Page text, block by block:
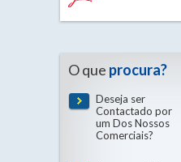
O que procura?
Deseja ser
Contactado por
um Dos Nossos
Comerciais?